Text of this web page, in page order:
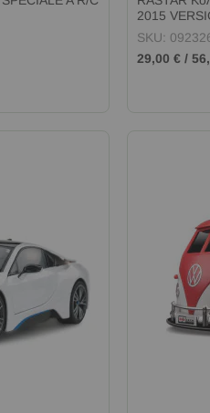
2015
SKU:
29,00 € /